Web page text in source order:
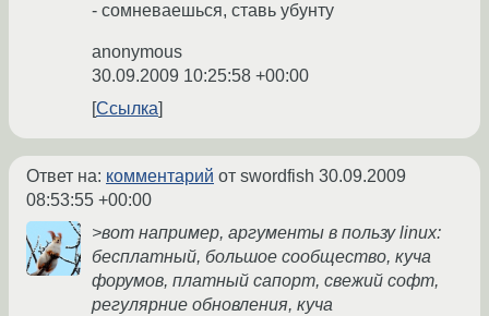
- сомневаешься, ставь убунту
anonymous
30.09.2009 10:25:58 +00:00
Ссылка
Ответ на: комментарий от swordfish 30.09.2009
08:53:55 +00:00
>вот например, аргументы в пользу linux:
бесплатный, большое сообщество, куча
форумов, платный сапорт, свежий софт,
регулярние обновления, куча